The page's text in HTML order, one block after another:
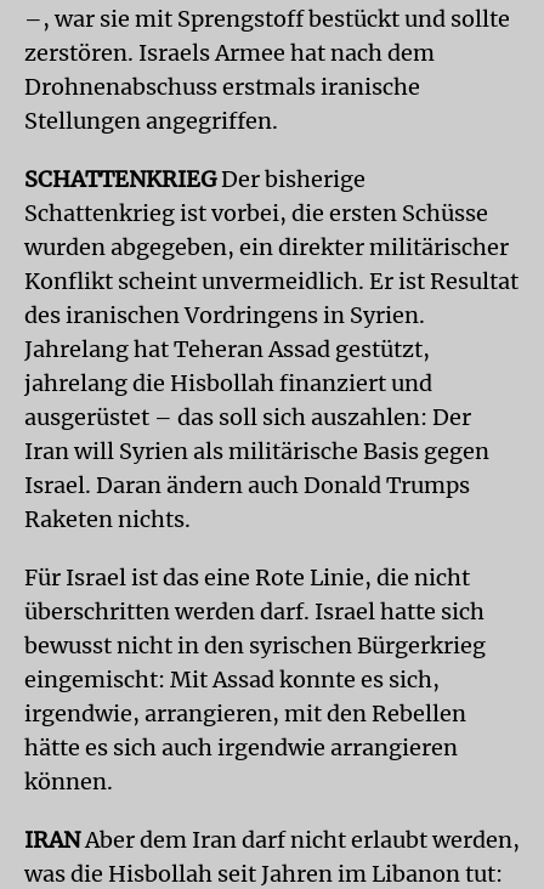
–, war sie mit Sprengstoff bestückt und sollte
zerstören. Israels Armee hat nach dem
Drohnenabschuss erstmals iranische
Stellungen angegriffen.
SCHATTENKRIEGDer bisherige
Schattenkrieg ist vorbei, die ersten Schüsse
wurden abgegeben, ein direkter militärischer
Konflikt scheint unvermeidlich. Er ist Resultat
des iranischen Vordringens in Syrien.
Jahrelang hat Teheran Assad gestützt,
jahrelang die Hisbollah finanziert und
ausgerüstet – das soll sich auszahlen: Der
Iran will Syrien als militärische Basis gegen
Israel. Daran ändern auch Donald Trumps
Raketen nichts.
Für Israel ist das eine Rote Linie, die nicht
überschritten werden darf. Israel hatte sich
bewusst nicht in den syrischen Bürgerkrieg
eingemischt: Mit Assad konnte es sich,
irgendwie, arrangieren, mit den Rebellen
hätte es sich auch irgendwie arrangieren
können.
IRANAber dem Iran darf nicht erlaubt werden,
was die Hisbollah seit Jahren im Libanon tut: